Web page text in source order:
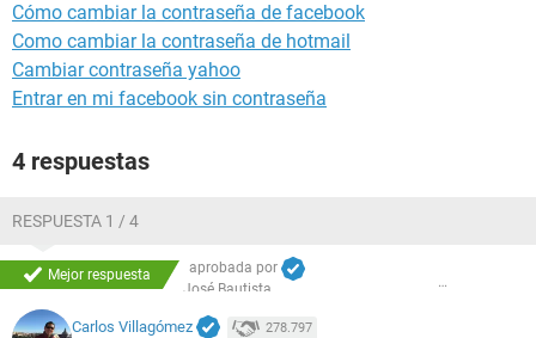
Cómo cambiar la contraseña de facebook
Como cambiar la contraseña de hotmail
Cambiar contraseña yahoo
Entrar en mi facebook sin contraseña
4 respuestas
RESPUESTA 1 / 4
Mejor respuesta
aprobada por
José Bautista
Carlos Villagómez 278.797